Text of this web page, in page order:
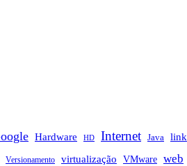
Hardware HD Internet Java link
Versionamento virtualização VMware web